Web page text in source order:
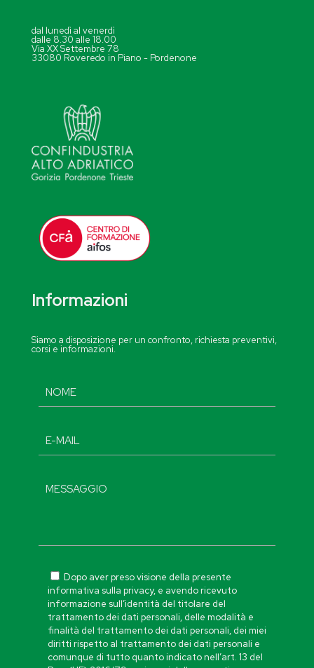
dal lunedì al venerdì
dalle 8.30 alle 18.00
Via XX Settembre 78
33080 Roveredo in Piano - Pordenone
Informazioni
Siamo a disposizione per un confronto, richiesta preventivi,
corsi e informazioni.
Dopo aver preso visione della presente
informativa sulla privacy, e avendo ricevuto
informazione sull’identità del titolare del
trattamento dei dati personali, delle modalità e
finalità del trattamento dei dati personali, dei miei
diritti rispetto al trattamento dei dati personali e
comunque di tutto quanto indicato nell’art. 13 del